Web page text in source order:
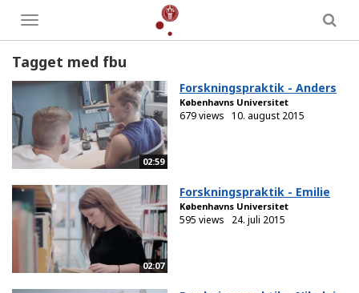
Toggle
menu
Tagget med fbu
02:59
Forskningspraktik - Anders
Københavns Universitet
679 views 10. august 2015
02:07
Forskningspraktik - Emilie
Københavns Universitet
595 views 24. juli 2015